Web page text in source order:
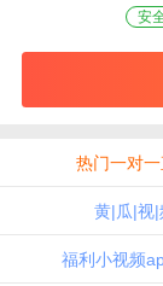
安
热门一对
黄|瓜|视|
福利小视频